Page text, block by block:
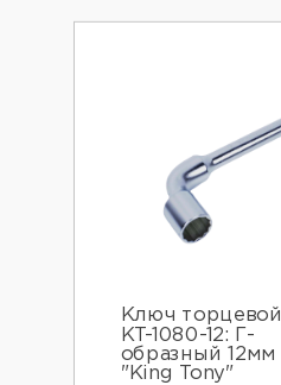
Ключ торцевой
KT-1080-12: Г-
образный 12мм
"King Tony"